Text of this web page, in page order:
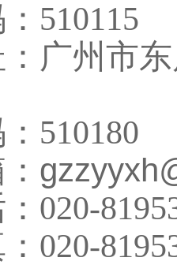
510115
广州市东
510180